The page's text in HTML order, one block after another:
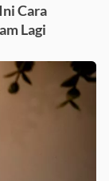
Cara
Lagi